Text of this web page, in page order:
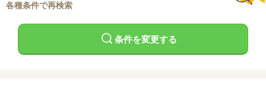
各種条件で再検索
条件を変更する